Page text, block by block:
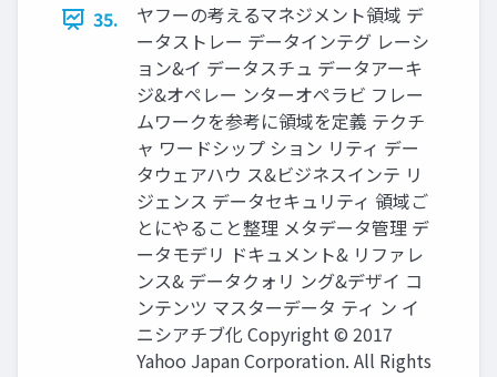
35.
ヤフーの考えるマネジメント領域 デ
ータストレー データインテグ レーシ
ョン&イ データスチュ データアーキ
ジ&オペレー ンターオペラビ フレー
ムワークを参考に領域を定義 テクチ
ャ ワードシップ ション リティ デー
タウェアハウ ス&ビジネスインテ リ
ジェンス データセキュリティ 領域ご
とにやること整理 メタデータ管理 デ
ータモデリ ドキュメント& リファレ
ンス& データクォリ ング&デザイ コ
ンテンツ マスターデータ ティ ン イ
ニシアチブ化 Copyright © 2017
Yahoo Japan Corporation. All Rights